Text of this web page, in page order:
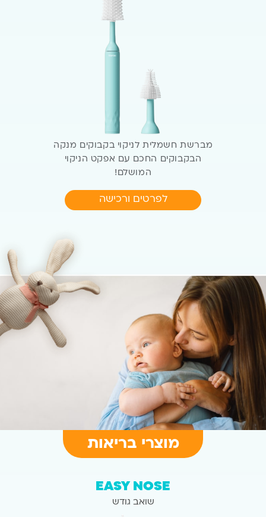
מברשת חשמלית לניקוי בקבוקים מנקה
הבקבוקים החכם עם אפקט הניקוי
המושלם!
לפרטים ורכישה
מוצרי בריאות
EASY NOSE
שואב גודש